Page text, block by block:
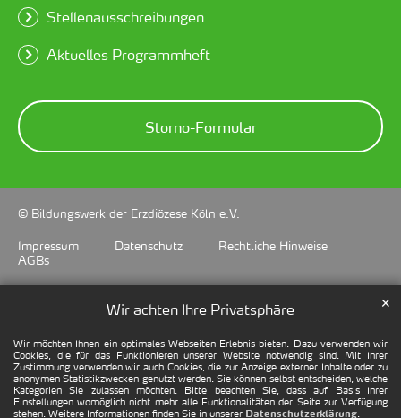
Wir achten Ihre Privatsphäre
Wir möchten Ihnen ein optimales Webseiten-Erlebnis bieten. Dazu verwenden wir
Cookies, die für das Funktionieren unserer Website notwendig sind. Mit Ihrer
Zustimmung verwenden wir auch Cookies, die zur Anzeige externer Inhalte oder zu
anonymen Statistikzwecken genutzt werden. Sie können selbst entscheiden, welche
Kategorien Sie zulassen möchten. Bitte beachten Sie, dass auf Basis Ihrer
Einstellungen womöglich nicht mehr alle Funktionalitäten der Seite zur Verfügung
stehen. Weitere Informationen finden Sie in unserer Datenschutzerklärung.
✕
Stellenausschreibungen
Aktuelles Programmheft
Storno-Formular
© Bildungswerk der Erzdiözese Köln e.V.
Impressum
Datenschutz
Rechtliche Hinweise
AGBs